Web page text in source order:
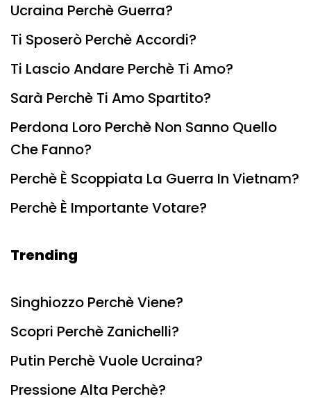
Ucraina Perchè Guerra?
Ti Sposerò Perchè Accordi?
Ti Lascio Andare Perchè Ti Amo?
Sarà Perchè Ti Amo Spartito?
Perdona Loro Perchè Non Sanno Quello
Che Fanno?
Perchè È Scoppiata La Guerra In Vietnam?
Perchè È Importante Votare?
Trending
Singhiozzo Perchè Viene?
Scopri Perchè Zanichelli?
Putin Perchè Vuole Ucraina?
Pressione Alta Perchè?